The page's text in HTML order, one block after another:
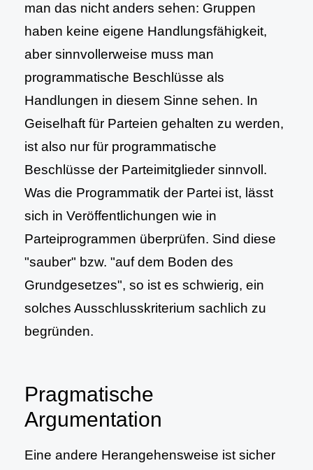
man das nicht anders sehen: Gruppen
haben keine eigene Handlungsfähigkeit,
aber sinnvollerweise muss man
programmatische Beschlüsse als
Handlungen in diesem Sinne sehen. In
Geiselhaft für Parteien gehalten zu werden,
ist also nur für programmatische
Beschlüsse der Parteimitglieder sinnvoll.
Was die Programmatik der Partei ist, lässt
sich in Veröffentlichungen wie in
Parteiprogrammen überprüfen. Sind diese
"sauber" bzw. "auf dem Boden des
Grundgesetzes", so ist es schwierig, ein
solches Ausschlusskriterium sachlich zu
begründen.
Pragmatische
Argumentation
Eine andere Herangehensweise ist sicher